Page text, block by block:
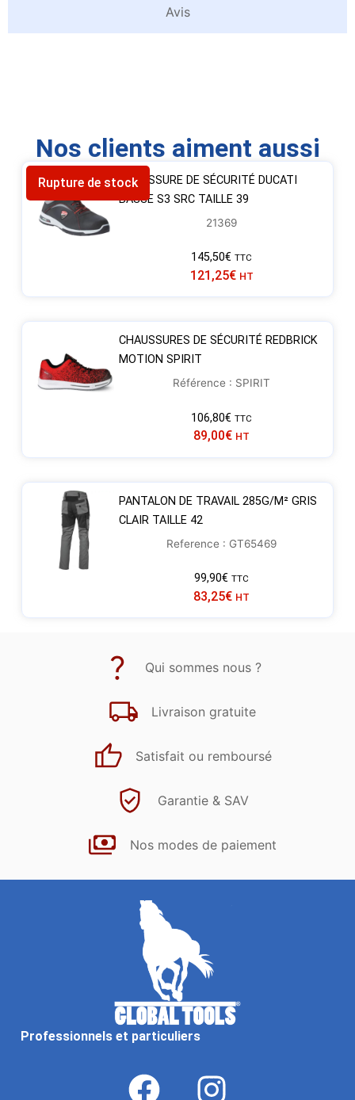
Avis
Nos clients aiment aussi
Rupture de stockCHAUSSURE DE SÉCURITÉ DUCATI
BASSE S3 SRC TAILLE 39
21369
145,50€ TTC
121,25€ HT
CHAUSSURES DE SÉCURITÉ REDBRICK
MOTION SPIRIT
Référence : SPIRIT
106,80€ TTC
89,00€ HT
PANTALON DE TRAVAIL 285G/M² GRIS
CLAIR TAILLE 42
Reference : GT65469
99,90€ TTC
83,25€ HT
Qui sommes nous ?
Livraison gratuite
Satisfait ou remboursé
Garantie & SAV
Nos modes de paiement
Professionnels et particuliers